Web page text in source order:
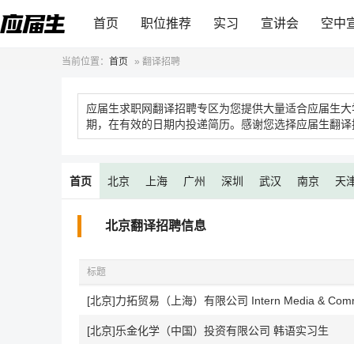
首页 职位推荐 实习 宣讲会 空中
当前位置： 首页 » 翻译招聘
应届生求职网翻译招聘专区为您提供大量适合应届生
期，在有效的日期内投递简历。感谢您选择应届生翻
首页 北京 上海 广州 深圳 武汉 南京 天
北京翻译招聘信息
标题
[北京]力拓贸易（上海）有限公司 Intern Media &
[北京]乐金化学（中国）投资有限公司 韩语实习生